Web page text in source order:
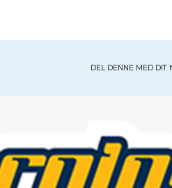
DEL DENNE MED DIT